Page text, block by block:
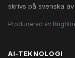
skrivs på svenska
Producerad av
AI-TEKNOLOGI